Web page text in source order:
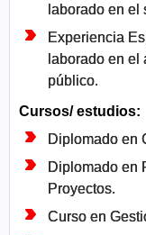
laborado en el
Experiencia
laborado en el
público.
Cursos/ estudios:
Diplomado en
Diplomado en
Proyectos.
Curso en